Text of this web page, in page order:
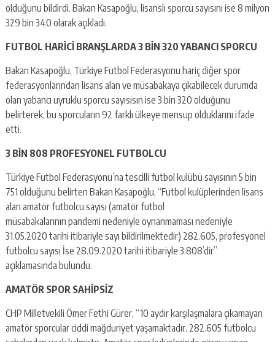
olduğunu bildirdi. Bakan Kasapoğlu, lisanslı sporcu sayısını ise 8 milyon
329 bin 340 olarak açıkladı.
FUTBOL HARİCİ BRANŞLARDA 3 BİN 320 YABANCI SPORCU
Bakan Kasapoğlu, Türkiye Futbol Federasyonu hariç diğer spor
federasyonlarından lisans alan ve müsabakaya çıkabilecek durumda
olan yabancı uyruklu sporcu sayısısın ise 3 bin 320 olduğunu
belirterek, bu sporcuların 92 farklı ülkeye mensup olduklarını ifade
etti.
3 BİN 808 PROFESYONEL FUTBOLCU
Türkiye Futbol Federasyonu’na tescilli futbol kulübü sayısının 5 bin
751 olduğunu belirten Bakan Kasapoğlu, “Futbol kulüplerinden lisans
alan amatör futbolcu sayısı (amatör futbol
müsabakalarının pandemi nedeniyle oynanmaması nedeniyle
31.05.2020 tarihi itibariyle sayı bildirilmektedir) 282.605, profesyonel
futbolcu sayısı İse 28.09.2020 tarihi itibariyle 3.808’dir”
açıklamasında bulundu.
AMATÖR SPOR SAHİPSİZ
CHP Milletvekili Ömer Fethi Gürer, “10 aydır karşılaşmalara çıkamayan
amatör sporcular ciddi mağduriyet yaşamaktadır. 282.605 futbolcu